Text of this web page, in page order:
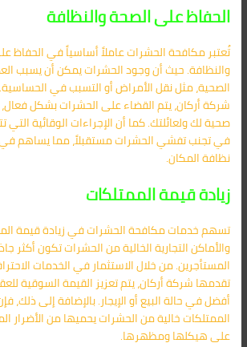
الحفاظ على الصحة والنظافة
تُعتبر مكافحة الحشرات عاملاً أساسياً في الحفاظ
والنظافة. حيث أن وجود الحشرات يمكن أن يسبب
الصحية، مثل نقل الأمراض أو التسبب في
شركة أركان، يتم القضاء على الحشرات بشكل
صحية لك ولعائلتك. كما أن الإجراءات الوقائية
في تجنب تفشي الحشرات مستقبلاً، مما يساهم
نظافة المكان.
زيادة قيمة الممتلكات
تسهم خدمات مكافحة الحشرات في زيادة قيمة
والأماكن التجارية الخالية من الحشرات تكون أكثر
المستأجرين. من خلال الاستثمار في الخدمات
تقدمها شركة أركان، يتم تعزيز القيمة السوقية
أفضل في حالة البيع أو الإيجار. بالإضافة إلى ذلك،
الممتلكات خالية من الحشرات يحميها من الأضرار
على هيكلها ومظهرها.